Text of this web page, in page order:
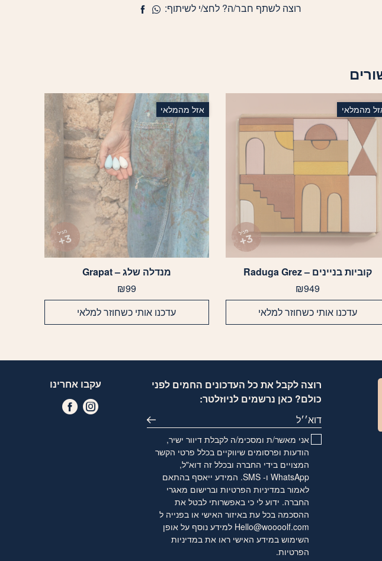
רוצה לשתף חבר/ה? לחצ/י לשיתוף:
מהמלאי
קוביות בניינים – Raduga Grez
₪949
עדכנו אותי כשחוזר למלאי
אזל מהמלאי
מנדלה שלג – Grapat
₪99
עדכנו אותי כשחוזר למלאי
רוצה לקבל את כל העדכונים החמים לפני
כולם? כאן נרשמים לניוזלטר:
דוא׳׳ל
אני מאשר/ת ומסכימ/ה לקבלת דיוור ישיר,
הודעות ופרסומים שיווקיים בכלל פרטי הקשר
המצויים בידי החברה ובכלל זה דוא"ל,
WhatsApp ו- SMS. המידע ייאסף בהתאם
לאמורבמדיניות הפרטיות וברישום מאגרי
החברה. ידוע לי כי באפשרותי לבטל את
ההסכמה בכל עת באיזור האישי או בפנייה ל
Hello@woooolf.com למידע נוסף על אופן
השימוש במידע האישי ראו אתבמדיניות
הפרטיות.
עקבו אחרינו